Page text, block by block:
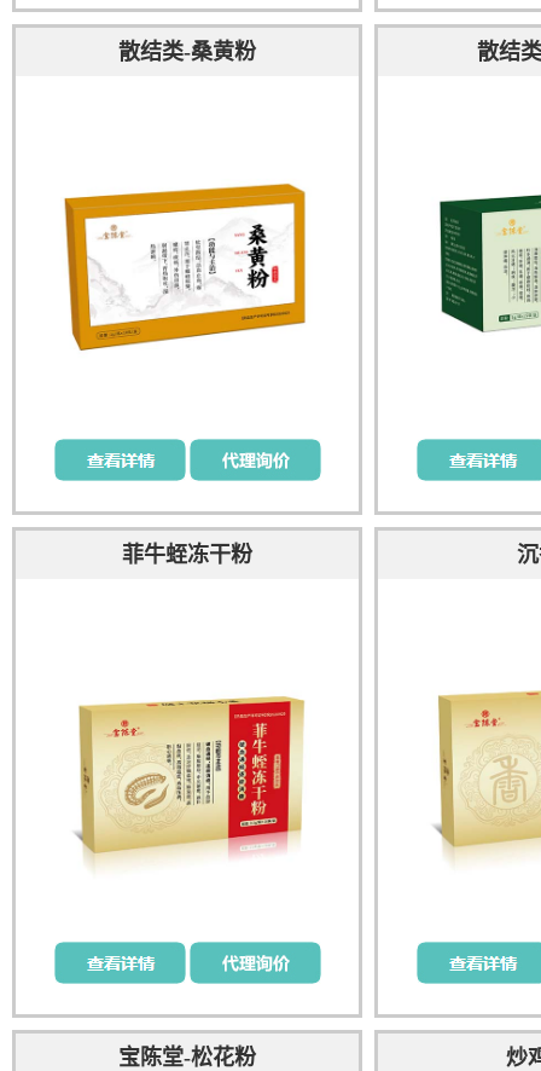
散结类-桑黄粉 散结
菲牛蛭冻干粉
宝陈堂-松花粉 炒